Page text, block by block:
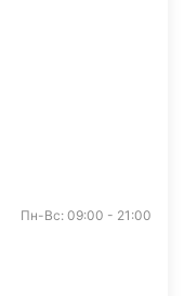
Пн-Вс: 09:00 - 21:00